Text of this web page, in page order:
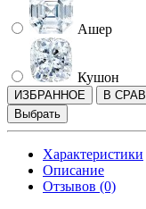
Ашер
Кушон
ИЗБРАННОЕ
В
Выбрать
Характеристики
Описание
Отзывов (0)